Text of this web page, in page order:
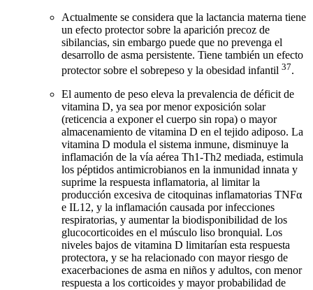
Actualmente se considera que la lactancia materna tiene
un efecto protector sobre la aparición precoz de
sibilancias, sin embargo puede que no prevenga el
desarrollo de asma persistente. Tiene también un efecto
protector sobre el sobrepeso y la obesidad infantil 37.
El aumento de peso eleva la prevalencia de déficit de
vitamina D, ya sea por menor exposición solar
(reticencia a exponer el cuerpo sin ropa) o mayor
almacenamiento de vitamina D en el tejido adiposo. La
vitamina D modula el sistema inmune, disminuye la
inflamación de la vía aérea Th1-Th2 mediada, estimula
los péptidos antimicrobianos en la inmunidad innata y
suprime la respuesta inflamatoria, al limitar la
producción excesiva de citoquinas inflamatorias TNFα
e IL12, y la inflamación causada por infecciones
respiratorias, y aumentar la biodisponibilidad de los
glucocorticoides en el músculo liso bronquial. Los
niveles bajos de vitamina D limitarían esta respuesta
protectora, y se ha relacionado con mayor riesgo de
exacerbaciones de asma en niños y adultos, con menor
respuesta a los corticoides y mayor probabilidad de